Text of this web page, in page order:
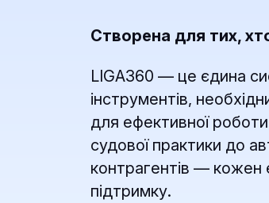
Створена для тих,
LIGA360 — це єдина
інструментів,
для ефективної
судової практики до
контрагентів — кожен
підтримку.